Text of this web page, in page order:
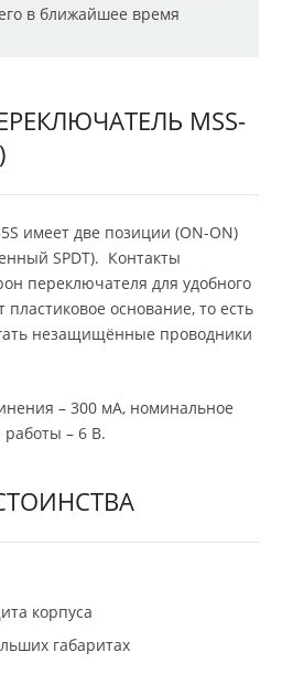
в ближайшее время
MSS-
имеет две позиции (ON-ON)
SPDT). Контакты
переключателя для удобного
основание, то есть
незащищённые проводники
– 300 мА, номинальное
– 6 В.
корпуса
габаритах